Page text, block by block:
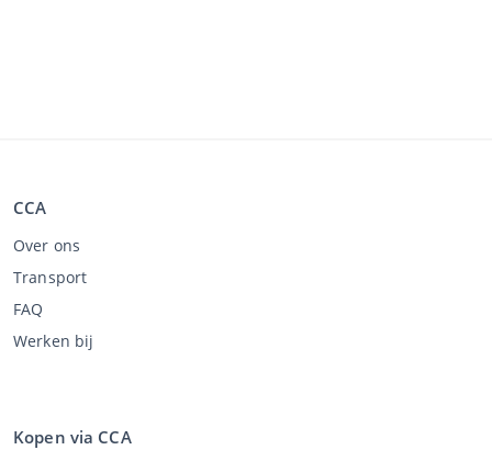
CCA
Over ons
Transport
FAQ
Werken bij
Kopen via CCA